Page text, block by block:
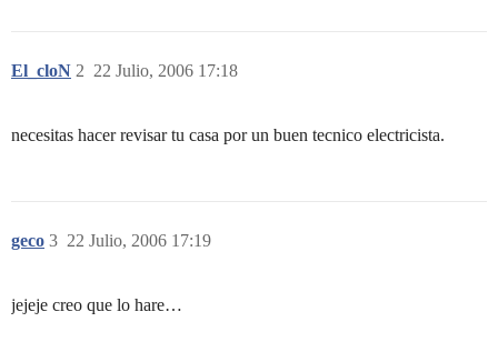
El_cloN 22 Julio, 2006 17:18
2
necesitas hacer revisar tu casa por un buen tecnico electricista.
geco 22 Julio, 2006 17:19
3
jejeje creo que lo hare…